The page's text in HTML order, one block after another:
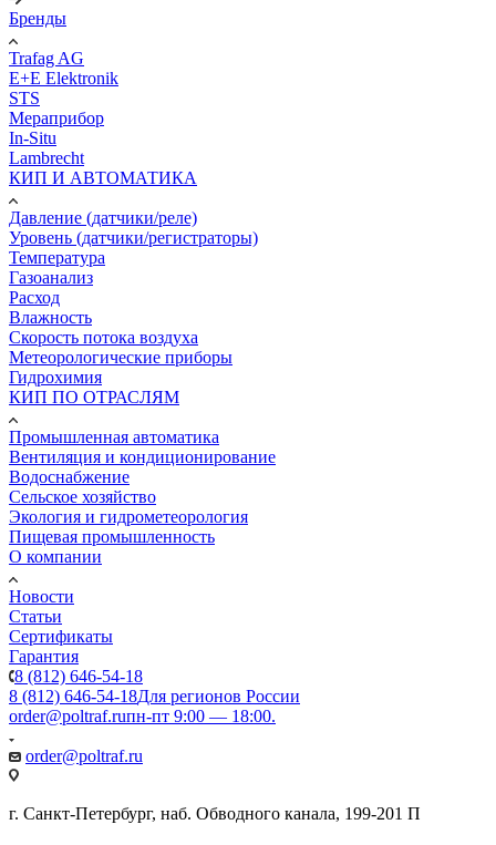
Бренды
Trafag AG
E+E Elektronik
STS
Мераприбор
In-Situ
Lambrecht
КИП И АВТОМАТИКА
Давление (датчики/реле)
Уровень (датчики/регистраторы)
Температура
Газоанализ
Расход
Влажность
Скорость потока воздуха
Метеорологические приборы
Гидрохимия
КИП ПО ОТРАСЛЯМ
Промышленная автоматика
Вентиляция и кондиционирование
Водоснабжение
Сельское хозяйство
Экология и гидрометеорология
Пищевая промышленность
О компании
Новости
Статьи
Сертификаты
Гарантия
8 (812) 646-54-18
8 (812) 646-54-18Для регионов России
order@poltraf.ruпн-пт 9:00 — 18:00.
order@poltraf.ru
г. Санкт-Петербург, наб. Обводного канала, 199-201 П